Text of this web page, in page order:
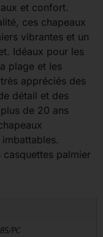
et confort.
ces chapeaux
vibrantes et un
Idéaux pour les
plage et les
appréciés des
détail et des
de 20 ans
palmier
PC